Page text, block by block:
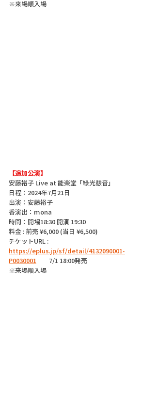
※来場順入場
【追加公演】
安藤裕子 Live at 能楽堂「緑光憩音」
日程：2024年7月21日
出演：安藤裕子
香演出：mona
時間：開場18:30 開演 19:30
料金 : 前売 ¥6,000 (当日 ¥6,500)
チケットURL :
https://eplus.jp/sf/detail/4132090001-
P0030001 7/1 18:00発売
※来場順入場